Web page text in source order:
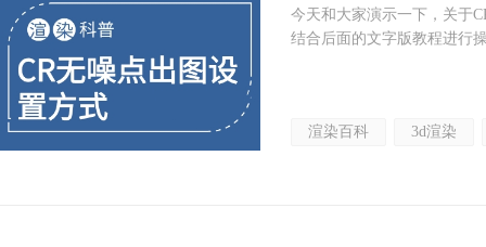
今天和大家演示一下，关于
结合后面的文字版教程进行
渲染百科 3d渲染